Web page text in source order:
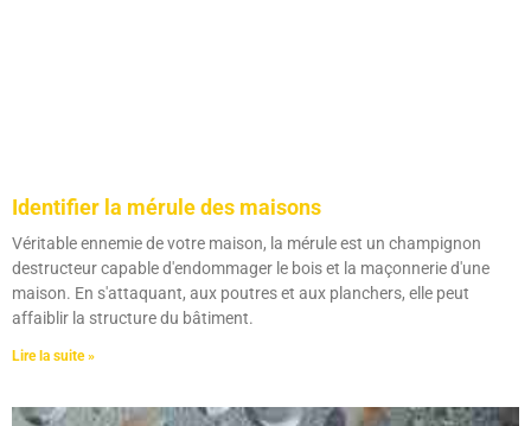
Identifier la mérule des maisons
Véritable ennemie de votre maison, la mérule est un champignon
destructeur capable d'endommager le bois et la maçonnerie d'une
maison. En s'attaquant, aux poutres et aux planchers, elle peut
affaiblir la structure du bâtiment.
Lire la suite »